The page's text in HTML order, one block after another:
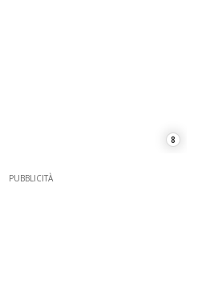
8
PUBBLICITÀ